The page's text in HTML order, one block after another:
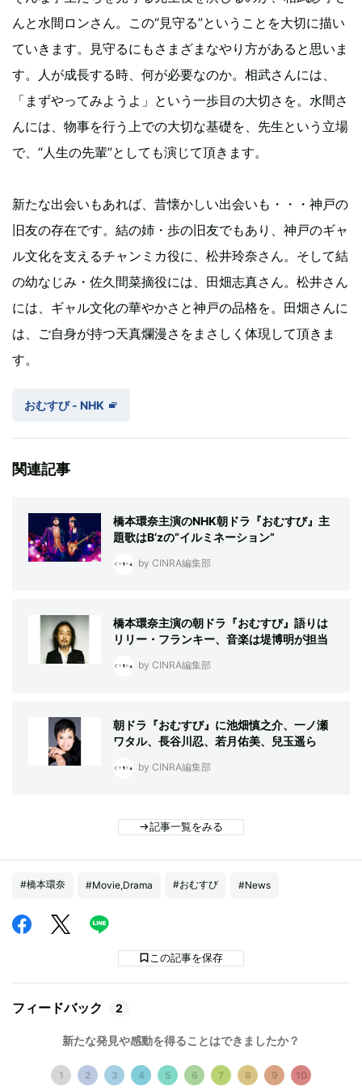
んと水間ロンさん。この“見守る”ということを大切に描い
ていきます。見守るにもさまざまなやり方があると思いま
す。人が成長する時、何が必要なのか。相武さんには、
「まずやってみようよ」という一歩目の大切さを。水間さ
んには、物事を行う上での大切な基礎を、先生という立場
で、“人生の先輩”としても演じて頂きます。
新たな出会いもあれば、昔懐かしい出会いも・・・神戸の
旧友の存在です。結の姉・歩の旧友でもあり、神戸のギャ
ル文化を支えるチャンミカ役に、松井玲奈さん。そして結
の幼なじみ・佐久間菜摘役には、田畑志真さん。松井さん
には、ギャル文化の華やかさと神戸の品格を。田畑さんに
は、ご自身が持つ天真爛漫さをまさしく体現して頂きま
す。
おむすび - NHK
関連記事
橋本環奈主演のNHK朝ドラ『おむすび』主
題歌はB’zの“イルミネーション”
by CINRA編集部
橋本環奈主演の朝ドラ『おむすび』語りは
リリー・フランキー、音楽は堤博明が担当
by CINRA編集部
朝ドラ『おむすび』に池畑慎之介、一ノ瀬
ワタル、長谷川忍、若月佑美、兒玉遥ら
by CINRA編集部
記事一覧をみる
#橋本環奈 #Movie,Drama #おむすび #News
この記事を保存
フィードバック 2
新たな発見や感動を得ることはできましたか？
1 2 3 4 5 6 7 8 9 10